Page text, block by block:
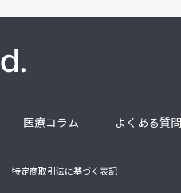
医療コラム よくある質問
特定商取引法に基づく表記